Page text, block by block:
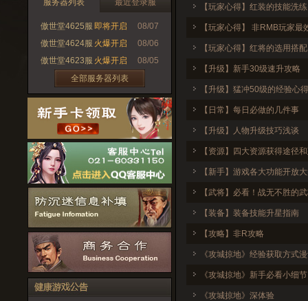
服务器列表 最近登录服
傲世堂4625服 即将开启
08/07
傲世堂4624服 火爆开启
08/06
傲世堂4623服 火爆开启
08/05
全部服务器列表
【玩家心得】红装的技能洗练
【玩家心得】 非RMB玩家
【玩家心得】红将的选用搭配
【升级】新手30级速升攻略
【升级】猛冲50级的经验心得
【日常】每日必做的几件事
【升级】人物升级技巧浅谈
【资源】四大资源获得途径
【新手】游戏各大功能开放
【武将】必看！战无不胜的
【装备】装备技能升星指南
【攻略】非R攻略
《攻城掠地》经验获取方式
《攻城掠地》新手必看小细节
《攻城掠地》深体验